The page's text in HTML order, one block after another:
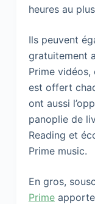
heures au
Ils peuvent
gratuitement
Prime vidéos,
est offert
ont aussi
panoplie de
Reading et
Prime music.
En gros,
Primeapporte